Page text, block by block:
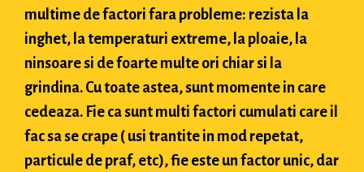
multime de factori fara probleme: rezista la
inghet, la temperaturi extreme, la ploaie, la
ninsoare si de foarte multe ori chiar si la
grindina. Cu toate astea, sunt momente in care
cedeaza. Fie ca sunt multi factori cumulati care il
fac sa se crape ( usi trantite in mod repetat,
particule de praf, etc), fie este un factor unic, dar